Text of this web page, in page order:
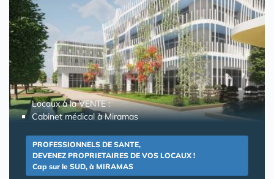
Locaux à la VENTE :
Cabinet médical à Miramas
PROFESSIONNELS DE SANTE,
DEVENEZ PROPRIETAIRES DE VOS LOCAUX !
Cap sur le SUD, à MIRAMAS